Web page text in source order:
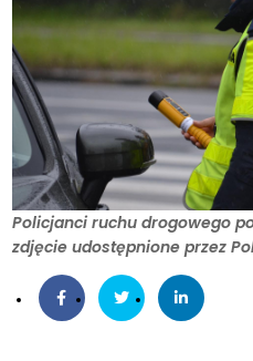
Policjanci ruchu drogowego
zdjęcie udostępnione przez